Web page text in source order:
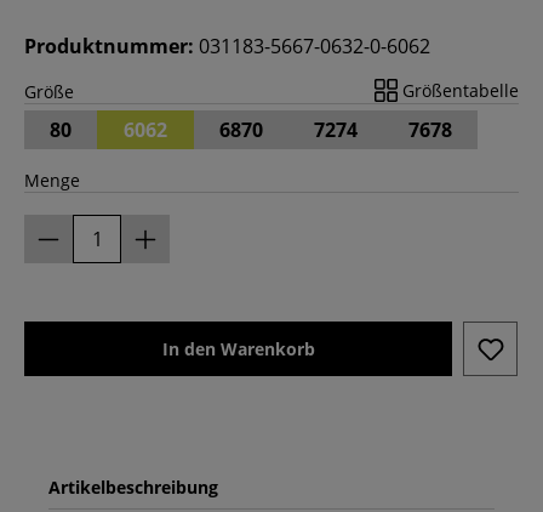
Produktnummer: 031183-5667-0632-0-6062
Größe Größentabelle
80 6062 6870 7274 7678
Menge
In den Warenkorb
Artikelbeschreibung